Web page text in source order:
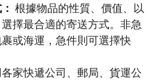
根據物品的性質、價值、以
擇最合適的寄送方式。非急
或海運，急件則可選擇快
家快遞公司、郵局、貨運公